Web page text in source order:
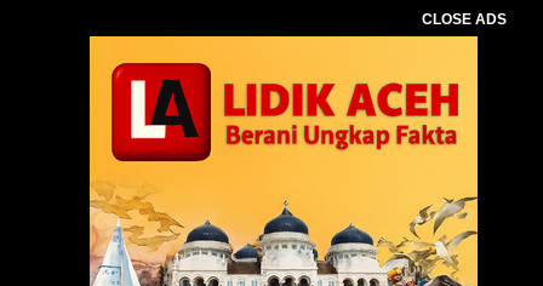
CLOSE ADS